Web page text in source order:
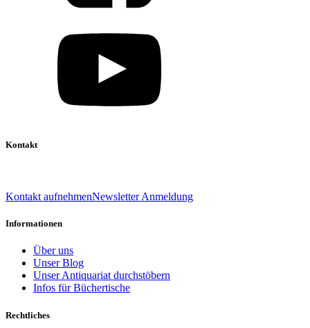
Kontakt
Kontakt aufnehmenNewsletter Anmeldung
Informationen
Über uns
Unser Blog
Unser Antiquariat durchstöbern
Infos für Büchertische
Rechtliches